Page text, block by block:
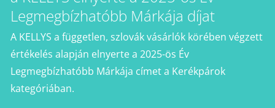
Legmegbízhatóbb Márkája díjat
A KELLYS a független, szlovák vásárlók körében végzett
értékelés alapján elnyerte a 2025-ös Év
Legmegbízhatóbb Márkája címet a Kerékpárok
kategóriában.